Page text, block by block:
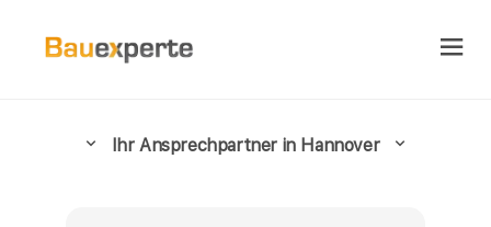
Ihr Ansprechpartner in Hannover